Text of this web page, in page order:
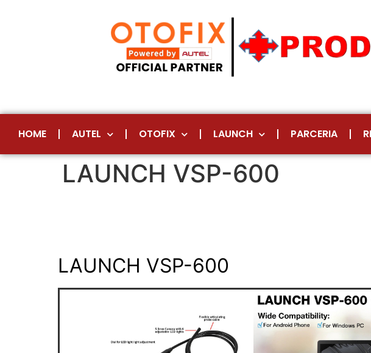
HOME AUTEL OTOFIX LAUNCH PARCERIA
LAUNCH VSP-600
LAUNCH VSP-600